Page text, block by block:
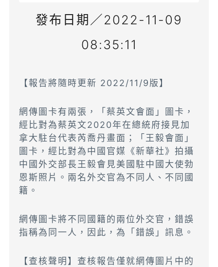
發布日期／2022-11-09
08:35:11
【報告將隨時更新 2022/11/9版】
網傳圖卡有兩張，「蔡英文會面」圖卡，
經比對為蔡英文2020年在總統府接見加
拿大駐台代表芮喬丹畫面；「王毅會面」
圖卡，經比對為中國官媒《新華社》拍攝
中國外交部長王毅會見美國駐中國大使勃
恩斯照片。兩名外交官為不同人、不同國
籍。
網傳圖卡將不同國籍的兩位外交官，錯誤
指稱為同一人，因此，為「錯誤」訊息。
【查核聲明】查核報告僅就網傳圖片中的